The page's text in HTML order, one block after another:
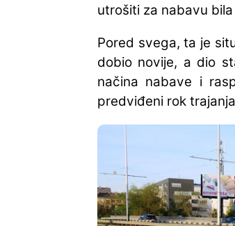
utrošiti za nabavu
Pored svega, ta je
dobio novije, a dio
načina nabave i
predviđeni rok